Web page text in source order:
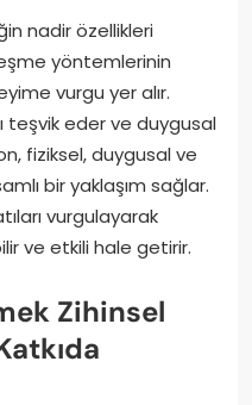
nadir özellikleri
yöntemlerinin
vurgu yer alır.
teşvik eder ve duygusal
fiziksel, duygusal ve
bir yaklaşım sağlar.
vurgulayarak
ve etkili hale getirir.
Zihinsel